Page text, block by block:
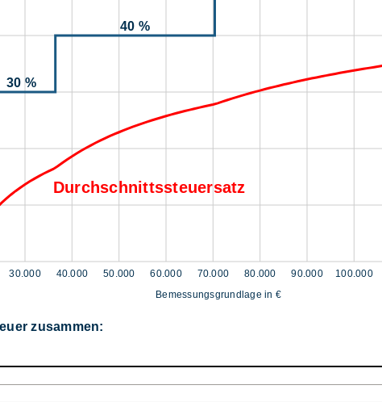
30.000 40.000 50.000 60.000 70.000 80.000 90.000 100.000
30 %
40 %
Durchschnittssteuersatz
Bemessungsgrundlage in €
zusammen: